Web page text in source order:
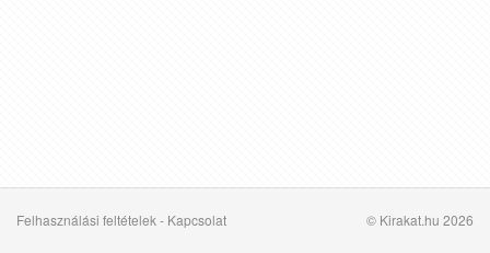
Felhasználási feltételek- Kapcsolat © Kirakat.hu 2026